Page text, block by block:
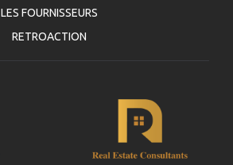
LES FOURNISSEURS
RETROACTION